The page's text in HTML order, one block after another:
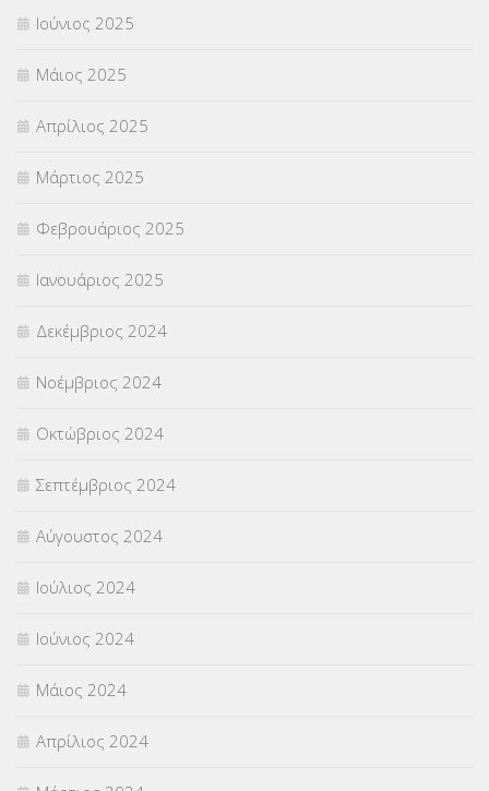
Ιούνιος 2025
Μάιος 2025
Απρίλιος 2025
Μάρτιος 2025
Φεβρουάριος 2025
Ιανουάριος 2025
Δεκέμβριος 2024
Νοέμβριος 2024
Οκτώβριος 2024
Σεπτέμβριος 2024
Αύγουστος 2024
Ιούλιος 2024
Ιούνιος 2024
Μάιος 2024
Απρίλιος 2024